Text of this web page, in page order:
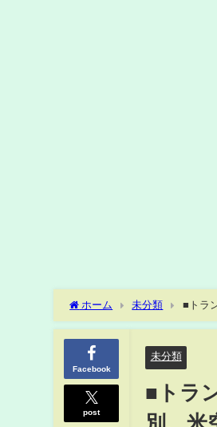
ホーム 未分類
■トラ
■）
Facebook
post
未分類
■トラ
別、米